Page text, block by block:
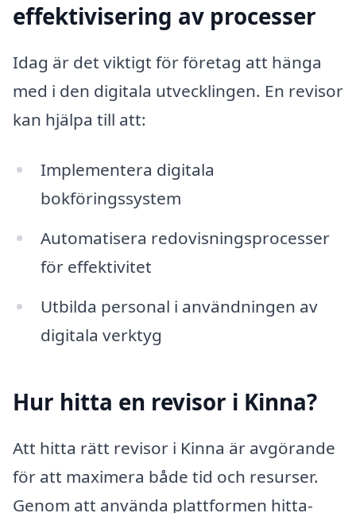
effektivisering av processer
Idag är det viktigt för företag att hänga
med i den digitala utvecklingen. En revisor
kan hjälpa till att:
Implementera digitala
bokföringssystem
Automatisera redovisningsprocesser
för effektivitet
Utbilda personal i användningen av
digitala verktyg
Hur hitta en revisor i Kinna?
Att hitta rätt revisor i Kinna är avgörande
för att maximera både tid och resurser.
Genom att använda plattformen hitta-